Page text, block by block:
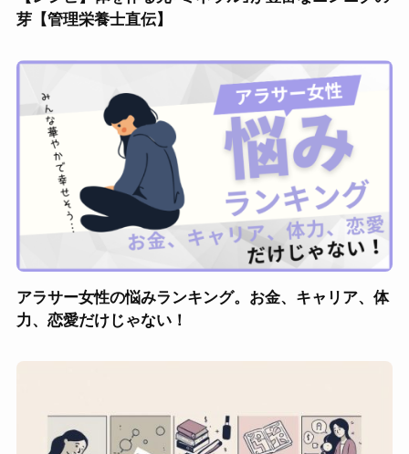
芽【管理栄養士直伝】
アラサー女性の悩みランキング。お金、キャリア、体
力、恋愛だけじゃない！